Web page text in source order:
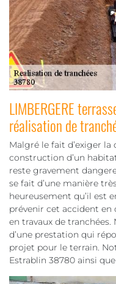
LIMBERGERE
réalisation de
Malgré le fait d’exiger la
construction d’un
reste gravement
se fait d’une manière
heureusement qu’il est
prévenir cet accident en
en travaux de
d’une prestation qui
projet pour le terrain.
Estrablin 38780 ainsi